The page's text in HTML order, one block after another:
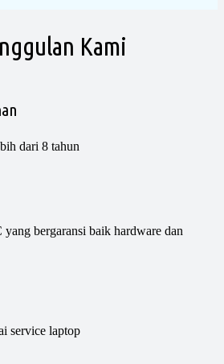
Kami
dari 8 tahun
bergaransi baik hardware dan
service laptop